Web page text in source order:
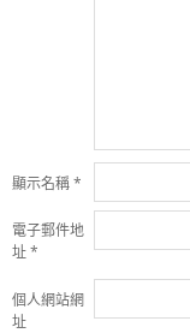
顯示名稱*
電子郵件地
址*
個人網站網
址